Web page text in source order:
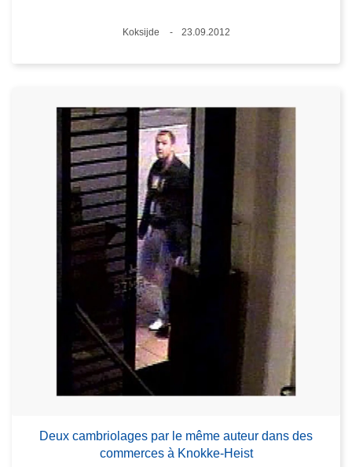
Lieux
Koksijde
23.09.2012
Deux cambriolages par le même auteur dans des
commerces à Knokke-Heist